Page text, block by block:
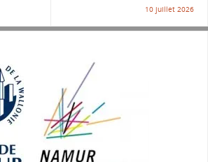
10 juillet 2026